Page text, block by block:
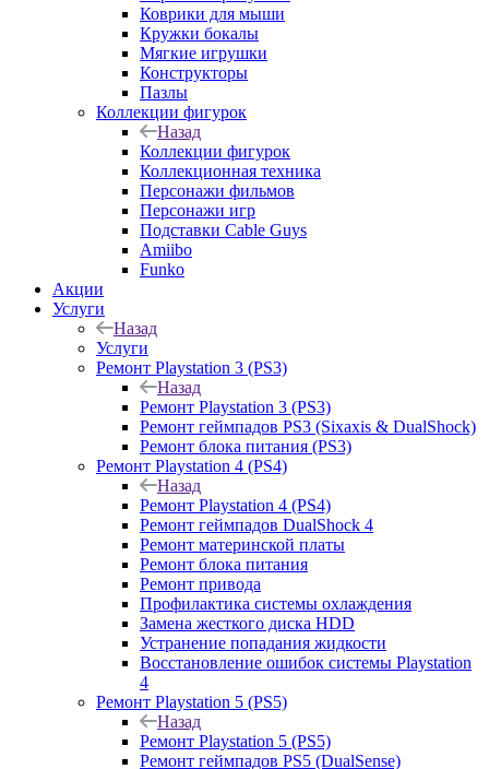
Коврики для мыши
Кружки бокалы
Мягкие игрушки
Конструкторы
Пазлы
Коллекции фигурок
Назад
Коллекции фигурок
Коллекционная техника
Персонажи фильмов
Персонажи игр
Подставки Cable Guys
Amiibo
Funko
Акции
Услуги
Назад
Услуги
Ремонт Playstation 3 (PS3)
Назад
Ремонт Playstation 3 (PS3)
Ремонт геймпадов PS3 (Sixaxis & DualShock)
Ремонт блока питания (PS3)
Ремонт Playstation 4 (PS4)
Назад
Ремонт Playstation 4 (PS4)
Ремонт геймпадов DualShock 4
Ремонт материнской платы
Ремонт блока питания
Ремонт привода
Профилактика системы охлаждения
Замена жесткого диска HDD
Устранение попадания жидкости
Восстановление ошибок системы Playstation
4
Ремонт Playstation 5 (PS5)
Назад
Ремонт Playstation 5 (PS5)
Ремонт геймпадов PS5 (DualSense)